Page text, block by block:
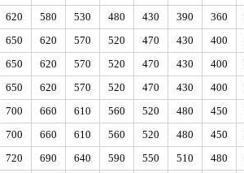
620 580 530 480 430 390 360
650 620 570 520 470 430 400
650 620 570 520 470 430 400
650 620 570 520 470 430 400
700 660 610 560 520 480 450
700 660 610 560 520 480 450
720 690 640 590 550 510 480